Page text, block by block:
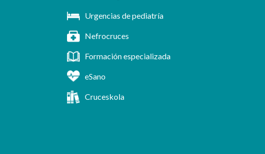
Urgencias de pediatría
Nefrocruces
Formación especializada
eSano
Cruceskola